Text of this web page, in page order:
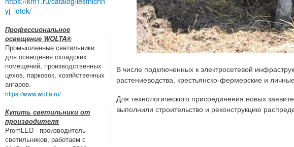
yj_lotok/
Профессиональное
освещение WOLTA®
Промышленные светильники
для освещения складских
помещений, производственных
цехов, парковок, хозяйственных
ангаров.
https://www.wolta.ru/
Купить светильники от
производителя
PromLED - производитель
светильников, работаем с
В числе подключенных к электросетевой
растениеводства, крестьянско-фермерские и
Для технологического присоединения новых
выполнили строительство и реконструкцию